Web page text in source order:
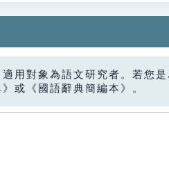
用對象為語文研究者。若您是
或《國語辭典簡編本》。